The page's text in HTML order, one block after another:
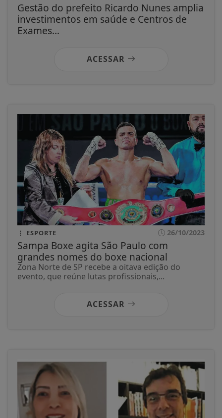
Gestão do prefeito Ricardo Nunes amplia
investimentos em saúde e Centros de
Exames...
ACESSAR
ESPORTE 26/10/2023
Sampa Boxe agita São Paulo com
grandes nomes do boxe nacional
Zona Norte de SP recebe a oitava edição do
evento, que reúne lutas profissionais,...
ACESSAR